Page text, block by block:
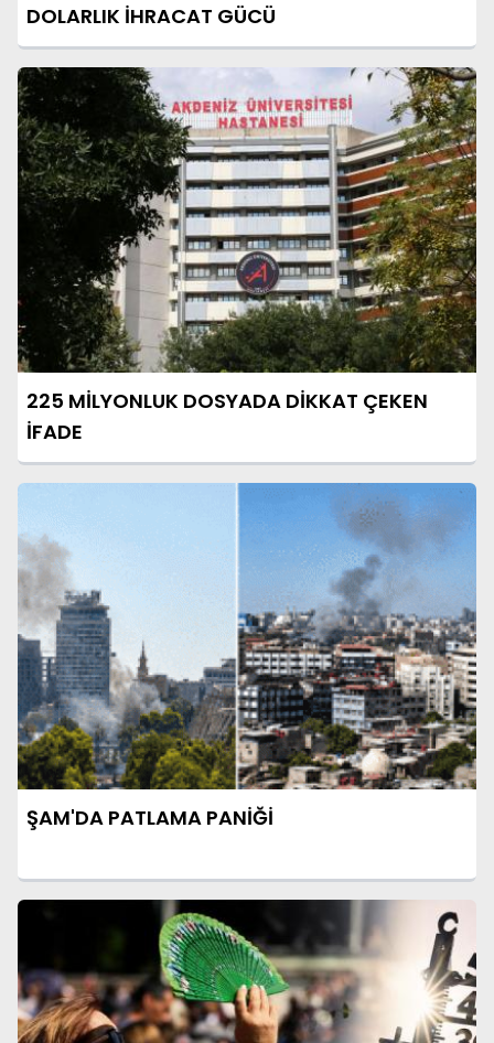
DOLARLIK İHRACAT GÜCÜ
225 MİLYONLUK DOSYADA DİKKAT ÇEKEN
İFADE
ŞAM'DA PATLAMA PANİĞİ